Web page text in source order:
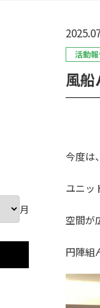
活動
風船
今度は
ユニッ
空間が
円陣組
月